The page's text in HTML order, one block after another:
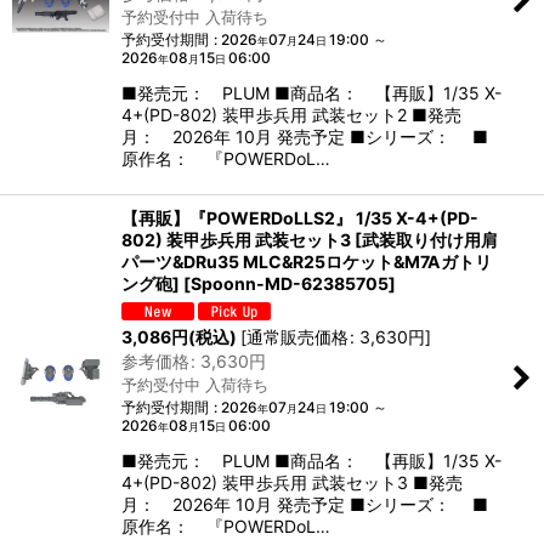
予約受付中 入荷待ち
予約受付期間 : 2026年07月24日 19:00 ～
2026年08月15日 06:00
■発売元： PLUM ■商品名： 【再販】1/35 X-
4+(PD-802) 装甲歩兵用 武装セット2 ■発売
月： 2026年 10月 発売予定 ■シリーズ： ■
原作名： 『POWERDoL…
【再販】『POWERDoLLS2』 1/35 X-4+(PD-
802) 装甲歩兵用 武装セット3 [武装取り付け用肩
パーツ&DRu35 MLC&R25ロケット&M7Aガトリ
ング砲] [Spoonn-MD-62385705]
3,086円(税込) [通常販売価格: 3,630円]
参考価格: 3,630円
予約受付中 入荷待ち
予約受付期間 : 2026年07月24日 19:00 ～
2026年08 月15日 06:00
■発売元： PLUM ■商品名： 【再販】1/35 X-
4+(PD-802) 装甲歩兵用 武装セット3 ■発売
月： 2026年 10月 発売予定 ■シリーズ： ■
原作名： 『POWERDoL…